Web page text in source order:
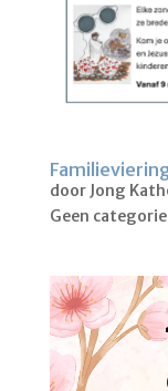
door Jong
Geen categorie